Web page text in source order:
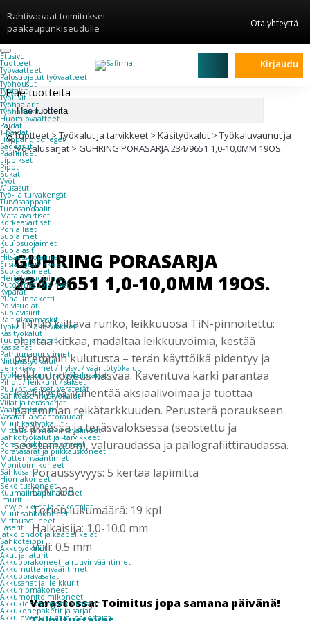
Rahtivapaat toimitukset
pääkaupunkiseudulle
Ota yhteyttä
Etusivu
Tuotteet
Työvaatteet
Palosuojatut työvaatteet
Työhousut
Työtakit
Työliivit
Työhaalarit
Työhanskat
Huomiovaatteet
Paidat
T-paidat
Hupparit, colleget
Sadeasut
Päähineet
Lippikset
Pipot
Sukat
Vyöt
Alusasut
Työ- ja turvakengät
Turvasaappaat
Turvasandaalit
Matalavartiset
Korkeavartiset
Pohjalliset
Suojaimet
Kuulosuojaimet
Suojalasit
Hitsaussuojaimet
Ensiaputarvikkeet
Suojakäsineet
Hengityssuojaimet
Putoamissuojaimet
Kypärät
Puhallinpaketti
Polvisuojat
Suojavisiirit
Raitisilmamaskit
Työkalut ja tarvikkeet
Käsityökalut
Tuurnat ja taltat
Käsisahat
Patruunapuristimet
Niittaustyökalut
Lenkkiavaimet / hylsyt / vääntötyökalut
Työkaluvaunut ja työkalusarjat
Pihdit / leikkurit / sakset
Puukot, veitset, varaterät
Sähköasennustyökalut
Viilat ja teräsharjat
Vaahtopistoolit
Vasarat ja vääntöraudat
Muut käsityökalut
Mittaus- ja merkintävälineet
Sähkötyökalut ja -tarvikkeet
Pora- ja iskuporakoneet
Poravasarat ja piikkauskoneet
Mutterinvääntimet
Monitoimikoneet
Sähkösahat
Hiomakoneet
Sekoituskoneet
Kuumailmapuhaltimet
Imurit
Levyleikkurit ja nakertajat
Muut sähkökoneet
Mittausvälineet
Laserit
Jatkojohdot ja kaapelikelat
Sähköteippi
Akkutyökalut
Akut ja laturit
Akkuporakoneet ja ruuvinvääntimet
Akkumutterinvääntimet
Akkuporavasarat
Akkusahat ja -leikkurit
Akkuhiomakoneet
Akkumonitoimikoneet
Akkukierretangonkatkaisijat
Akkukonepaketit ja sarjat
Akkulevyleikkurit ja -nakertajat
Kirjaudu
Hae tuotteita
×
Tuotteet>Työkalut ja tarvikkeet > Käsityökalut > Työkaluvaunut ja
työkalusarjat > GUHRING PORASARJA 234/9651 1,0-10,0MM 19OS.
GUHRING PORASARJA
234/9651 1,0-10,0MM 19OS.
TiN-tip kiiltävä runko, leikkuuosa TiN-pinnoitettu:
alentaa kitkaa, madaltaa leikkuuvoimia, kestää
paremmin kulutusta – terän käyttöikä pidentyy ja
leikkuunopeus kasvaa. Kaventuva kärki parantaa
keskitystä, vähentää aksiaalivoimaa ja tuottaa
paremman reikätarkkuuden. Perusterä poraukseen
teräksessä ja teräsvaloksessa (seostettu ja
seostamaton), valuraudassa ja pallografiittiraudassa.
Poraussyvyys: 5 kertaa läpimitta
DIN 338
Terien lukumäärä: 19 kpl
Halkaisija: 1.0-10.0 mm
Väli: 0.5 mm
Varastossa: Toimitus jopa samana päivänä!